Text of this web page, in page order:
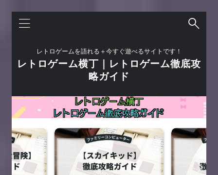
レトロゲームを語れる＋今すぐ遊べるサイトです！
レトロゲーム横丁｜レトロゲーム徹底攻
略ガイド